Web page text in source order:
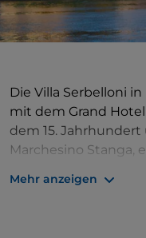
Die Villa Serbelloni in
mit dem Grand
dem 15.
Marchesino Stanga,
Alessandro
Mehr anzeigen